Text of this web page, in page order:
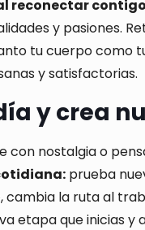
reconectar
y pasiones.
tu cuerpo como
y satisfactorias.
y crea
con nostalgia o
prueba
la ruta al
etapa que inicias y